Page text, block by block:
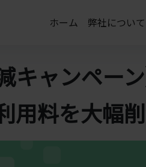
ホーム 弊社について
キャンペー
用料を大幅削